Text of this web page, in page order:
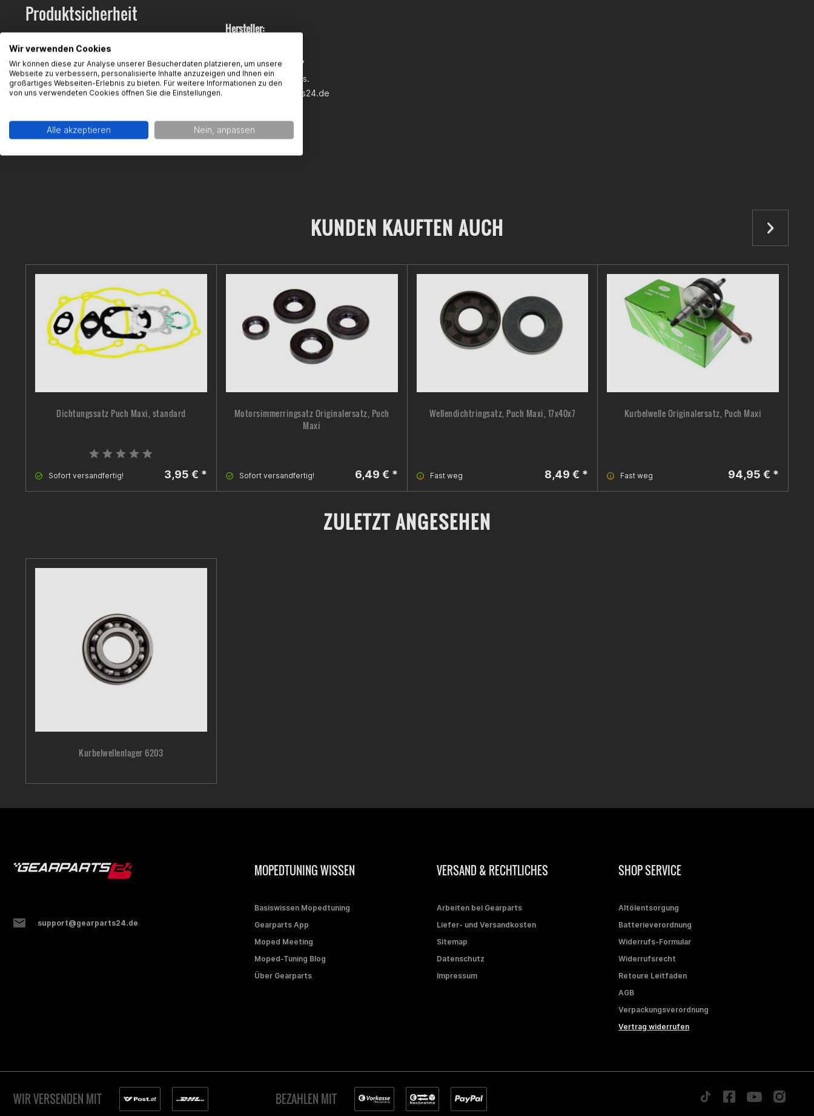
Produktsicherheit
Hersteller:
Im Langgewann 5-7
65719 Hofheim a.Ts.
support@gearparts24.de
KUNDEN KAUFTEN AUCH
Dichtungssatz Puch Maxi, standard
Sofort versandfertig! 3,95 € *
Motorsimmerringsatz Originalersatz, Puch
Maxi
Sofort versandfertig! 6,49 € *
Wellendichtringsatz, Puch Maxi, 17x40x7
Fast weg 8,49 € *
Kurbelwelle Originalersatz, Puch Maxi
Fast weg 94,95 € *
ZULETZT ANGESEHEN
Kurbelwellenlager 6203
support@gearparts24.de
MOPEDTUNING WISSEN
Basiswissen Mopedtuning
Gearparts App
Moped Meeting
Moped-Tuning Blog
Über Gearparts
VERSAND & RECHTLICHES
Arbeiten bei Gearparts
Liefer- und Versandkosten
Sitemap
Datenschutz
Impressum
SHOP SERVICE
Altölentsorgung
Batterieverordnung
Widerrufs-Formular
Widerrufsrecht
Retoure Leitfaden
AGB
Verpackungsverordnung
Vertrag widerrufen
WIR VERSENDEN MIT BEZAHLEN MIT
Wir verwenden Cookies
Wir können diese zur Analyse unserer Besucherdaten platzieren, um unsere
Webseite zu verbessern, personalisierte Inhalte anzuzeigen und Ihnen ein
großartiges Webseiten-Erlebnis zu bieten. Für weitere Informationen zu den
von uns verwendeten Cookies öffnen Sie die Einstellungen.
Alle akzeptieren Nein, anpassen